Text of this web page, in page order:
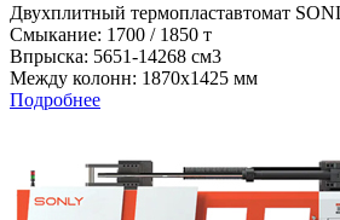
Двухплитный термопластавтомат
Cмыкание: 1700 / 1850 т
Впрыска: 5651-14268 см3
Между колонн: 1870х1425 мм
Подробнее